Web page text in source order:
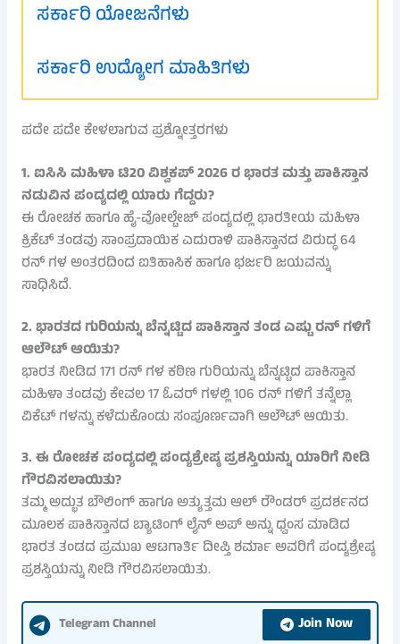
ಸರ್ಕಾರಿ ಯೋಜನೆಗಳು
ಸರ್ಕಾರಿ ಉದ್ಯೋಗ ಮಾಹಿತಿಗಳು
ಪದೇ ಪದೇ ಕೇಳಲಾಗುವ ಪ್ರಶ್ನೋತ್ತರಗಳು
1. ಐಸಿಸಿ ಮಹಿಳಾ ಟಿ20 ವಿಶ್ವಕಪ್ 2026 ರ ಭಾರತ ಮತ್ತು ಪಾಕಿಸ್ತಾನ
ನಡುವಿನ ಪಂದ್ಯದಲ್ಲಿ ಯಾರು ಗೆದ್ದರು?
ಈ ರೋಚಕ ಹಾಗೂ ಹೈ-ವೋಲ್ಟೇಜ್ ಪಂದ್ಯದಲ್ಲಿ ಭಾರತೀಯ ಮಹಿಳಾ
ಕ್ರಿಕೆಟ್ ತಂಡವು ಸಾಂಪ್ರದಾಯಿಕ ಎದುರಾಳಿ ಪಾಕಿಸ್ತಾನದ ವಿರುದ್ಧ 64
ರನ್ ಗಳ ಅಂತರದಿಂದ ಐತಿಹಾಸಿಕ ಹಾಗೂ ಭರ್ಜರಿ ಜಯವನ್ನು
ಸಾಧಿಸಿದೆ.
2. ಭಾರತದ ಗುರಿಯನ್ನು ಬೆನ್ನಟ್ಟಿದ ಪಾಕಿಸ್ತಾನ ತಂಡ ಎಷ್ಟು ರನ್ ಗಳಿಗೆ
ಆಲೌಟ್ ಆಯಿತು?
ಭಾರತ ನೀಡಿದ 171 ರನ್ ಗಳ ಕಠಿಣ ಗುರಿಯನ್ನು ಬೆನ್ನಟ್ಟಿದ ಪಾಕಿಸ್ತಾನ
ಮಹಿಳಾ ತಂಡವು ಕೇವಲ 17 ಓವರ್ ಗಳಲ್ಲಿ 106 ರನ್ ಗಳಿಗೆ ತನ್ನೆಲ್ಲಾ
ವಿಕೆಟ್ ಗಳನ್ನು ಕಳೆದುಕೊಂಡು ಸಂಪೂರ್ಣವಾಗಿ ಆಲೌಟ್ ಆಯಿತು.
3. ಈ ರೋಚಕ ಪಂದ್ಯದಲ್ಲಿ ಪಂದ್ಯಶ್ರೇಷ್ಠ ಪ್ರಶಸ್ತಿಯನ್ನು ಯಾರಿಗೆ ನೀಡಿ
ಗೌರವಿಸಲಾಯಿತು?
ತಮ್ಮ ಅದ್ಭುತ ಬೌಲಿಂಗ್ ಹಾಗೂ ಅತ್ಯುತ್ತಮ ಆಲ್ ರೌಂಡರ್ ಪ್ರದರ್ಶನದ
ಮೂಲಕ ಪಾಕಿಸ್ತಾನದ ಬ್ಯಾಟಿಂಗ್ ಲೈನ್ ಅಪ್ ಅನ್ನು ಧ್ವಂಸ ಮಾಡಿದ
ಭಾರತ ತಂಡದ ಪ್ರಮುಖ ಆಟಗಾರ್ತಿ ದೀಪ್ತಿ ಶರ್ಮಾ ಅವರಿಗೆ ಪಂದ್ಯಶ್ರೇಷ್ಠ
ಪ್ರಶಸ್ತಿಯನ್ನು ನೀಡಿ ಗೌರವಿಸಲಾಯಿತು.
Telegram Channel Join Now